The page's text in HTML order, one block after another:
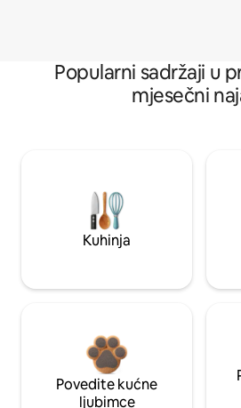
Popularni sadržaji u
mjesečni
Kuhinja
Povedite kućne
ljubimce